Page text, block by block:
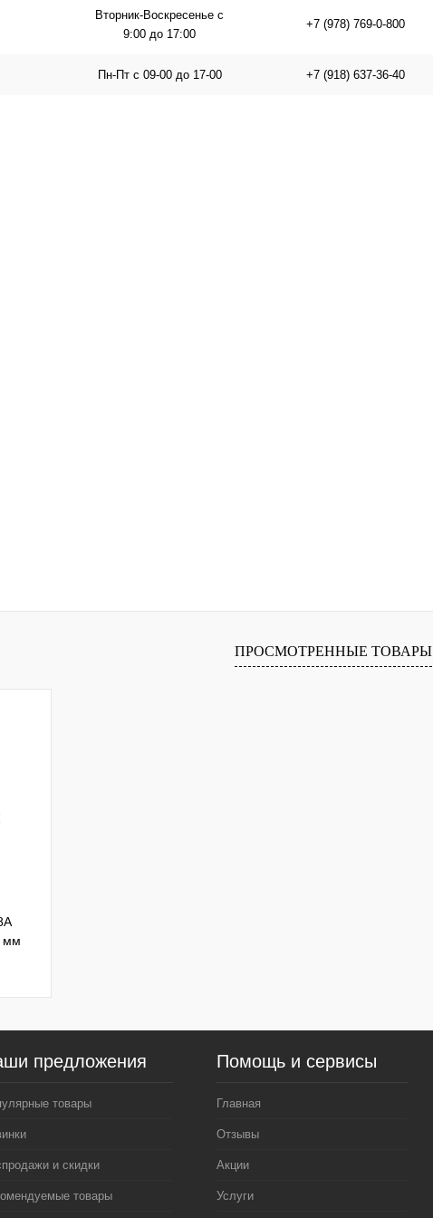
Вторник-Воскресенье с
9:00 до 17:00
+7 (978) 769-0-800
Пн-Пт с 09-00 до 17-00 +7 (918) 637-36-40
ПРОСМОТРЕННЫЕ ТОВАРЫ
мм
предложения
товары
и скидки
товары
Помощь и сервисы
Главная
Отзывы
Акции
Услуги